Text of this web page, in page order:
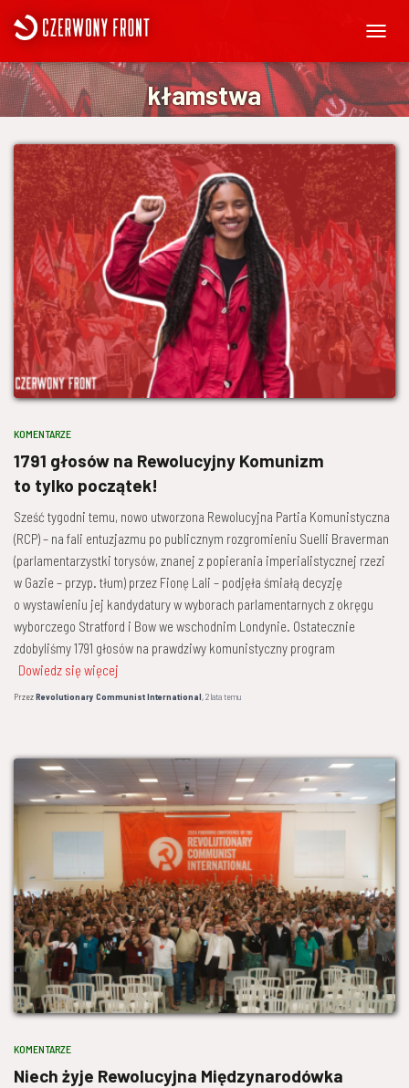
kłamstwa
KOMENTARZE
1791 głosów na Rewolucyjny Komunizm
to tylko początek!
Sześć tygodni temu, nowo utworzona Rewolucyjna Partia Komunistyczna
(RCP) – na fali entuzjazmu po publicznym rozgromieniu Suelli Braverman
(parlamentarzystki torysów, znanej z popierania imperialistycznej rzezi
w Gazie – przyp. tłum) przez Fionę Lali – podjęła śmiałą decyzję
o wystawieniu jej kandydatury w wyborach parlamentarnych z okręgu
wyborczego Stratford i Bow we wschodnim Londynie. Ostatecznie
zdobyliśmy 1791 głosów na prawdziwy komunistyczny program
Dowiedz się więcej
PrzezRevolutionary Communist International,2 latatemu
KOMENTARZE
Niech żyje Rewolucyjna Międzynarodówka